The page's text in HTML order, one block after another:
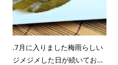
.7月に入りました梅雨らしい
ジメジメした日が続いてお...